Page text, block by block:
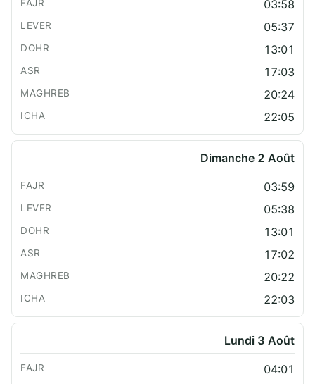
03:58
05:37
13:01
17:03
20:24
22:05
Dimanche 2 Août
03:59
05:38
13:01
17:02
20:22
22:03
Lundi 3 Août
04:01